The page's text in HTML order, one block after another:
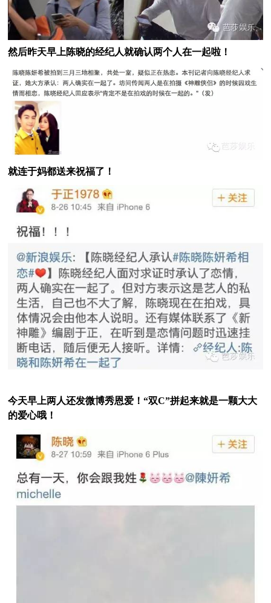
然后昨天早上陈晓的经纪人就确认两个人在一起啦！
就连于妈都送来祝福了！
今天早上两人还发微博秀恩爱！“双C”拼起来就是一颗大大
的爱心哦！